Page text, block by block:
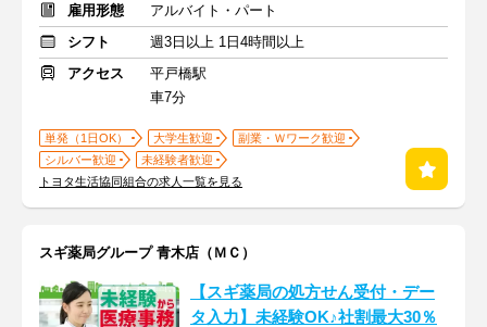
雇用形態
アルバイト・パート
シフト
週3日以上 1日4時間以上
アクセス
平戸橋駅
車7分
単発（1日OK） 大学生歓迎
副業・Ｗワーク歓迎
シルバー歓迎
未経験者歓迎
トヨタ生活協同組合の求人一覧を見る
スギ薬局グループ 青木店（ＭＣ）
【スギ薬局の処方せん受付・デー
タ入力】未経験OK♪社割最大30％